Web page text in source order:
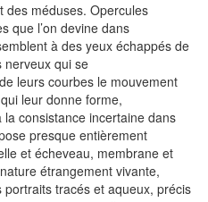
des méduses. Opercules
que l’on devine dans
à des yeux échappés de
nerveux qui se
leurs courbes le mouvement
leur donne forme,
consistance incertaine dans
presque entièrement
et écheveau, membrane et
étrangement vivante,
tracés et aqueux, précis